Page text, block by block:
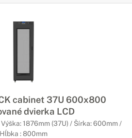
cabinet 37U 600x800
dvierka LCD
1876mm (37U) / Šírka: 600mm /
Hĺbka : 800mm